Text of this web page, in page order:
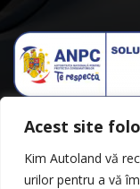
Acest site
Kim Autoland vă
urilor pentru a vă